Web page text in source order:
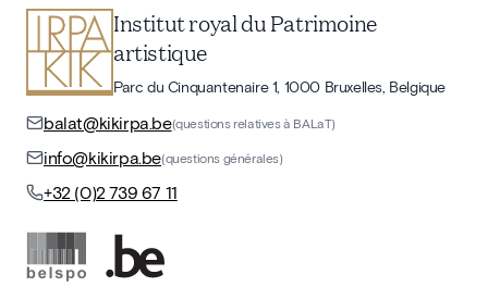
Institut royal du Patrimoine
artistique
Parc du Cinquantenaire 1, 1000 Bruxelles, Belgique
balat@kikirpa.be(questions relatives à BALaT)
info@kikirpa.be(questions générales)
+32 (0)2 739 67 11